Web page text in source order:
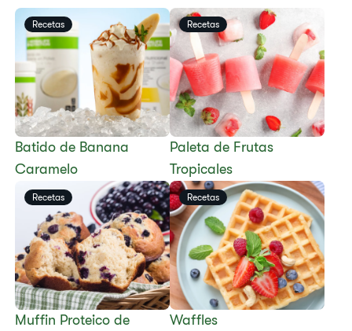
Batido de Banana
Caramelo
Recetas
​​Paleta de Frutas
Tropicales​
Recetas
Muffin Proteico de
Recetas
​​Waffles​
Recetas